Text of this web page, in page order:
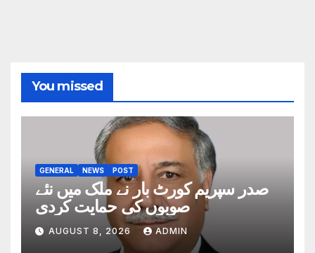
You missed
GENERAL NEWS POST
صدر سپریم کورٹ بار نے ملک میں نئے
صوبوں کی حمایت کردی
AUGUST 8, 2026 ADMIN